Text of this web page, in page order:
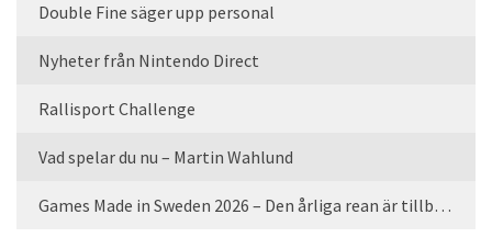
Double Fine säger upp personal
Nyheter från Nintendo Direct
Rallisport Challenge
Vad spelar du nu – Martin Wahlund
Games Made in Sweden 2026 – Den årliga rean är tillbaka